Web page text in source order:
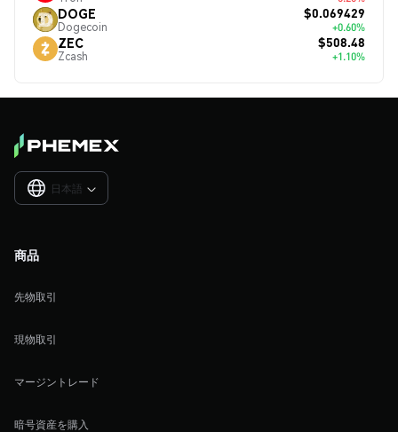
DOGE
Dogecoin
$0.069429
+0.60%
ZEC
Zcash
$508.48
+1.10%
日本語 
商品
先物取引
現物取引
マージントレード
暗号資産を購入